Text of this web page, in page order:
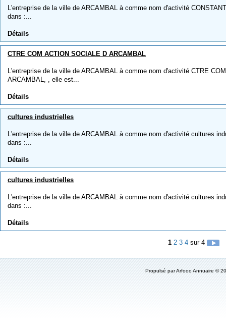
L'entreprise de la ville de ARCAMBAL à comme nom d'activité
dans :...
Détails
CTRE COM ACTION SOCIALE D ARCAMBAL
L'entreprise de la ville de ARCAMBAL à comme nom d'activité CTRE
ARCAMBAL, , elle est...
Détails
cultures industrielles
L'entreprise de la ville de ARCAMBAL à comme nom d'activité cultures
dans :...
Détails
cultures industrielles
L'entreprise de la ville de ARCAMBAL à comme nom d'activité cultures
dans :...
Détails
1 2 3 4 sur 4
Propulsé parArfooo Annuaire ©